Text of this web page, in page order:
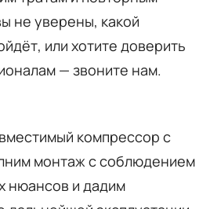
не уверены, какой
или хотите доверить
— звоните нам.
компрессор с
монтаж с соблюдением
нюансов и дадим